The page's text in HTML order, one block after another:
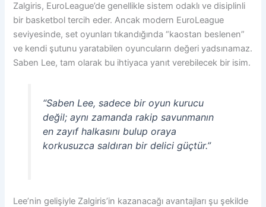
Zalgiris, EuroLeague’de genellikle sistem odaklı ve disiplinli
bir basketbol tercih eder. Ancak modern EuroLeague
seviyesinde, set oyunları tıkandığında “kaostan beslenen”
ve kendi şutunu yaratabilen oyuncuların değeri yadsınamaz.
Saben Lee, tam olarak bu ihtiyaca yanıt verebilecek bir isim.
“Saben Lee, sadece bir oyun kurucu
değil; aynı zamanda rakip savunmanın
en zayıf halkasını bulup oraya
korkusuzca saldıran bir delici güçtür.”
Lee’nin gelişiyle Zalgiris’in kazanacağı avantajları şu şekilde